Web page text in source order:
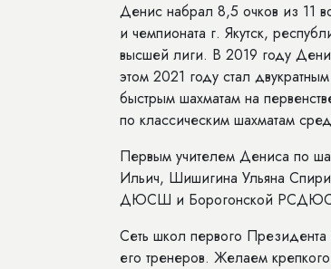
Денис набрал 8,5 очков из 11
и чемпионата г. Якутск,
высшей лиги. В 2019 году
этом 2021 году стал
быстрым шахматам на
по классическим шахматам
Первым учителем Дениса по
Ильич, Шишигина Ульяна
ДЮСШ и Борогонской
Сеть школ первого
его тренеров. Желаем